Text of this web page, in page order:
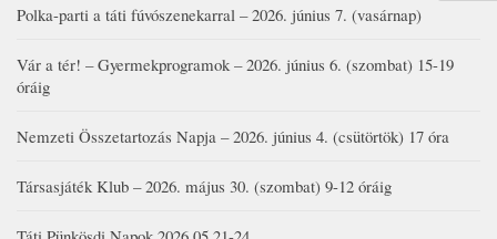
Polka-parti a táti fúvószenekarral – 2026. június 7. (vasárnap)
Vár a tér! – Gyermekprogramok – 2026. június 6. (szombat) 15-19
óráig
Nemzeti Összetartozás Napja – 2026. június 4. (csütörtök) 17 óra
Társasjáték Klub – 2026. május 30. (szombat) 9-12 óráig